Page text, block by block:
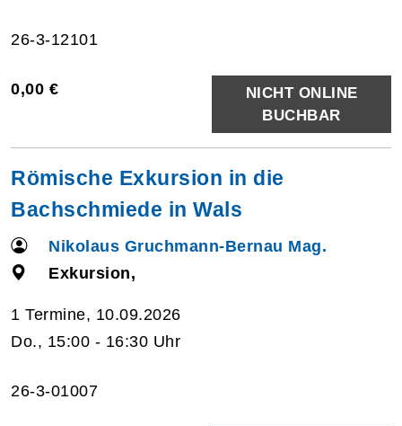
26-3-12101
0,00 €
NICHT ONLINE
BUCHBAR
Römische Exkursion in die
Bachschmiede in Wals
Nikolaus Gruchmann-Bernau Mag.
Exkursion,
1 Termine, 10.09.2026
Do., 15:00 - 16:30 Uhr
26-3-01007